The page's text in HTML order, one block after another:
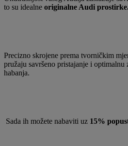
to su idealne originalne Audi
Precizno skrojene prema tvorničkim
pružaju savršeno pristajanje i
habanja.
Sada ih možete nabaviti uz 15%